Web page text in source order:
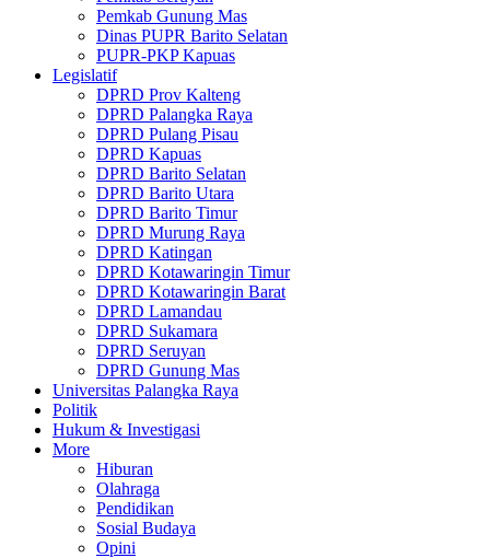
Pemkab Gunung Mas
Dinas PUPR Barito Selatan
PUPR-PKP Kapuas
Legislatif
DPRD Prov Kalteng
DPRD Palangka Raya
DPRD Pulang Pisau
DPRD Kapuas
DPRD Barito Selatan
DPRD Barito Utara
DPRD Barito Timur
DPRD Murung Raya
DPRD Katingan
DPRD Kotawaringin Timur
DPRD Kotawaringin Barat
DPRD Lamandau
DPRD Sukamara
DPRD Seruyan
DPRD Gunung Mas
Universitas Palangka Raya
Politik
Hukum & Investigasi
More
Hiburan
Olahraga
Pendidikan
Sosial Budaya
Opini